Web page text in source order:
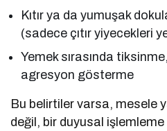
Kıtır ya da yumuşak
(sadece çıtır yiyecekleri
Yemek sırasında
agresyon gösterme
Bu belirtiler varsa, mesele
değil, bir duyusal işlemleme